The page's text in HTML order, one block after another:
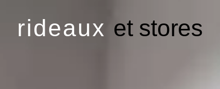
rideaux et stores